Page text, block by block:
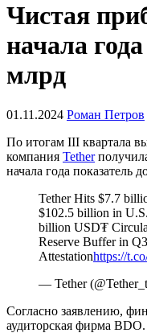
Чистая
начала
млрд
01.11.2024 Роман Петров
По итогам III квартала
компания Tether
начала года показатель
Tether Hits $7.7
$102.5 billion in
billion USD₮
Reserve Buffer in
Attestationhttps://
— Tether
Согласно заявлению,
аудиторская фирма BDO.